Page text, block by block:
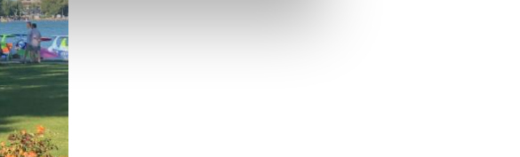
keresztül. A hozzájárulás
jogszerűségét.